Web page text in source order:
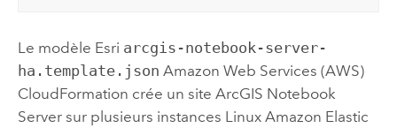
Le modèle Esri arcgis-notebook-server-
ha.template.json Amazon Web Services (AWS)
CloudFormation crée un site ArcGIS Notebook
Serversur plusieurs instances Linux Amazon Elastic